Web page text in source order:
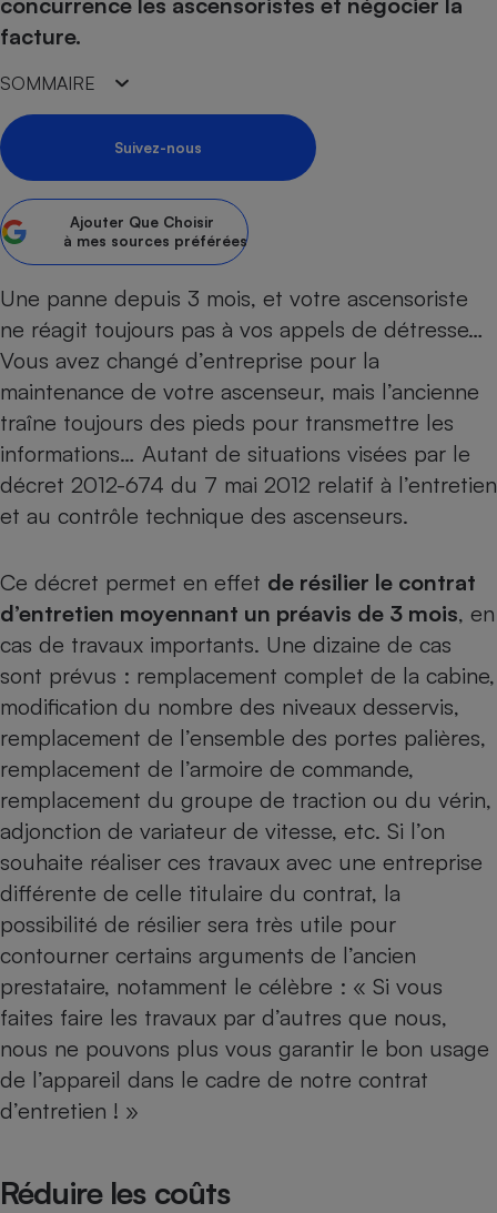
facture.
SOMMAIRE
Suivez-nous
Ajouter Que Choisir
à mes sources préférées
Une panne depuis 3 mois, et votre ascensoriste
ne réagit toujours pas à vos appels de détresse…
Vous avez changé d’entreprise pour la
maintenance de votre ascenseur, mais l’ancienne
traîne toujours des pieds pour transmettre les
informations… Autant de situations visées par le
décret 2012-674 du 7 mai 2012 relatif à l’entretien
et au contrôle technique des ascenseurs.
Ce décret permet en effet de résilier le contrat
d’entretien moyennant un préavis de 3 mois, en
cas de travaux importants. Une dizaine de cas
sont prévus : remplacement complet de la cabine,
modification du nombre des niveaux desservis,
remplacement de l’ensemble des portes palières,
remplacement de l’armoire de commande,
remplacement du groupe de traction ou du vérin,
adjonction de variateur de vitesse, etc. Si l’on
souhaite réaliser ces travaux avec une entreprise
différente de celle titulaire du contrat, la
possibilité de résilier sera très utile pour
contourner certains arguments de l’ancien
prestataire, notamment le célèbre : « Si vous
faites faire les travaux par d’autres que nous,
nous ne pouvons plus vous garantir le bon usage
de l’appareil dans le cadre de notre contrat
d’entretien ! »
Réduire les coûts
Sécurité - Hygiène
Supermarché - Drive
bouteille
Assurance
Mutuelle
Banque
Circulation routière
Moto
Comparateur auto
Supermarché - Drive
Comparatif
Comparatif plaque à
Comparatif aspirateur
Comparatif cafetière
Comparatif robot cuiseur
Comparatif centrale
Gros électroménager
Lave-linge
Plaque de cuisson à
induction
Comparatif casque audio
Comparatif barre de son
Comparatif tablette
Image et son
Informatique
Internet
Téléphonie
Téléviseur
Téléphone mobile -
Smartphone
Comparatif tondeuse
Comparatif poêle à
Bricolage - Jardinage
Chauffage
Produit d'entretien
Sécurité domestique
Matelas
Radiateur électrique
Système de santé -
Mutuelle
Antimoustique
Retraite
Choisir son fioul
Choisir son pellet
Comparateur assurance emprunteur
Energie Moins Chère Ensemble
Tous les comparateurs
Toutes les cartes interactives
Speedtest - Testez le débit de votre
connexion Internet